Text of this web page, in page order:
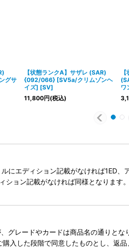
グサ
【状態ランクA】サザレ (SAR)
{092/066} [SV5a/クリムゾンヘ
イズ] [SV]
11,800円(税込)
ワ
エディション記載がなければ1ED、
ョン記載がなければ同様となります。
グレードやカードは商品名の通りと
入した段階で同意したものとし、返